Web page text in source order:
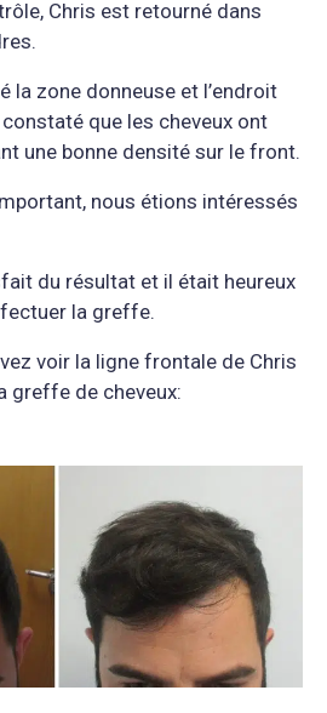
Chris est retourné dans
la zone donneuse et l’endroit
que les cheveux ont
une bonne densité sur le front.
nous étions intéressés
du résultat et il était heureux
la greffe.
voir la ligne frontale de Chris
greffe de cheveux: